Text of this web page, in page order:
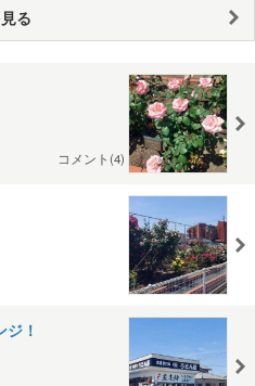
る
コメント(4)
！